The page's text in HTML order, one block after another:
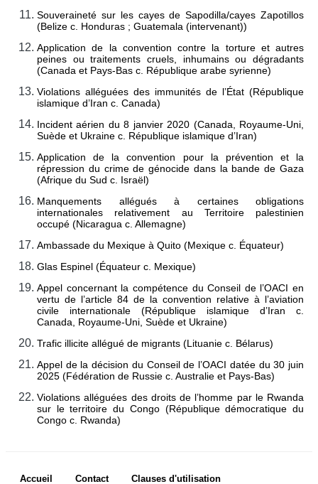
Souveraineté sur les cayes de Sapodilla/cayes Zapotillos
(Belize c. Honduras ; Guatemala (intervenant))
Application de la convention contre la torture et autres
peines ou traitements cruels, inhumains ou dégradants
(Canada et Pays-Bas c. République arabe syrienne)
Violations alléguées des immunités de l’État (République
islamique d’Iran c. Canada)
Incident aérien du 8 janvier 2020 (Canada, Royaume-Uni,
Suède et Ukraine c. République islamique d’Iran)
Application de la convention pour la prévention et la
répression du crime de génocide dans la bande de Gaza
(Afrique du Sud c. Israël)
Manquements allégués à certaines obligations
internationales relativement au Territoire palestinien
occupé (Nicaragua c. Allemagne)
Ambassade du Mexique à Quito (Mexique c. Équateur)
Glas Espinel (Équateur c. Mexique)
Appel concernant la compétence du Conseil de l’OACI en
vertu de l’article 84 de la convention relative à l’aviation
civile internationale (République islamique d’Iran c.
Canada, Royaume-Uni, Suède et Ukraine)
Trafic illicite allégué de migrants (Lituanie c. Bélarus)
Appel de la décision du Conseil de l’OACI datée du 30 juin
2025 (Fédération de Russie c. Australie et Pays-Bas)
Violations alléguées des droits de l’homme par le Rwanda
sur le territoire du Congo (République démocratique du
Congo c. Rwanda)
Affaires pendantes
Affaires contentieuses
Affaires contentieuses
classées par Etat
Affaires contentieuses
classées par procédures
Procédures consultatives
Arrêts, avis
consultatifs et
ordonnances
DOCUMENTS DE BASE
Charte des Nations
Unies
Statut de la Cour
Règlement de la Cour
Instructions de
procédure
Autres textes
COMPÉTENCE
Etats admis à ester devant
Footer menu
Accueil Contact Clauses d'utilisation